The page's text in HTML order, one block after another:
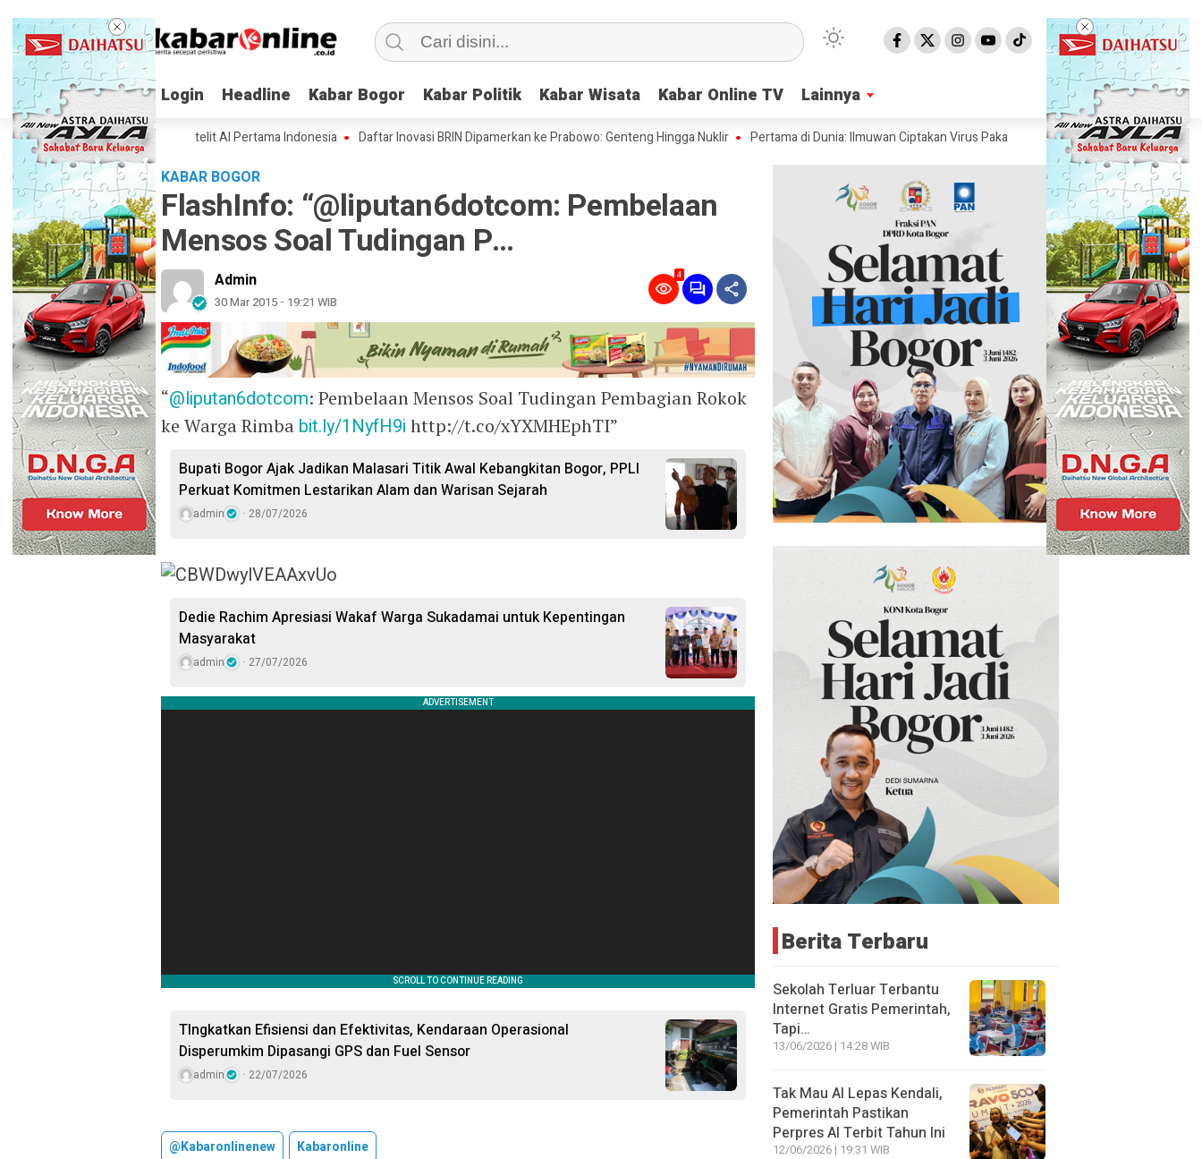
Login Headline Kabar Bogor Kabar Politik Kabar Wisata Kabar Online TV Lainnya
Login Headline Kabar Bogor Kabar Politik Kabar Wisata Kabar Online TV Lainnya
Spesifikasi Lampung-1, Satelit AI Pertama Indonesia Daftar Inovasi BRIN Dipamerkan ke Prabowo: Genteng Hingga Nuklir Pertama di Dunia: Ilmuwan Ciptakan Virus Pakai AI Ahli Ungkap Penampakan
KABAR BOGOR
FlashInfo: “@liputan6dotcom: Pembelaan
Mensos Soal Tudingan P…
Admin
30 Mar 2015 - 19:21 WIB
4
“@liputan6dotcom: Pembelaan Mensos Soal Tudingan Pembagian Rokok
ke Warga Rimba bit.ly/1NyfH9i http://t.co/xYXMHEphTI”
Bupati Bogor Ajak Jadikan Malasari Titik Awal Kebangkitan Bogor, PPLI
Perkuat Komitmen Lestarikan Alam dan Warisan Sejarah
admin 28/07/2026
Dedie Rachim Apresiasi Wakaf Warga Sukadamai untuk Kepentingan
Masyarakat
admin 27/07/2026
TIngkatkan Efisiensi dan Efektivitas, Kendaraan Operasional
Disperumkim Dipasangi GPS dan Fuel Sensor
admin 22/07/2026
@kabaronlinenew Kabaronline
Berita Terbaru
Sekolah Terluar Terbantu
Internet Gratis Pemerintah,
Tapi…
13/06/2026 | 14:28 WIB
Tak Mau AI Lepas Kendali,
Pemerintah Pastikan
Perpres AI Terbit Tahun Ini
12/06/2026 | 19:31 WIB